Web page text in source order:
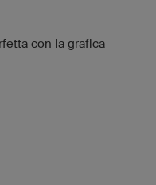
con la grafica